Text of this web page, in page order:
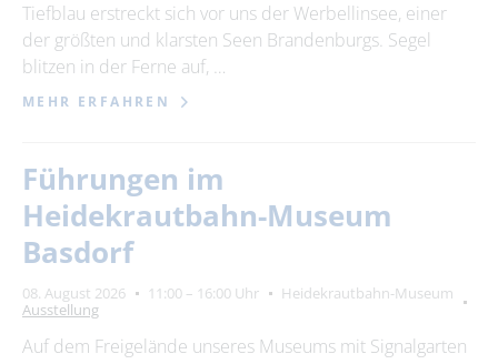
Tiefblau erstreckt sich vor uns der Werbellinsee, einer
der größten und klarsten Seen Brandenburgs. Segel
blitzen in der Ferne auf, …
MEHR ERFAHREN
Führungen im
Heidekrautbahn-Museum
Basdorf
08. August 2026 11:00 – 16:00 Uhr
Heidekrautbahn-Museum
Ausstellung
Auf dem Freigelände unseres Museums mit Signalgarten